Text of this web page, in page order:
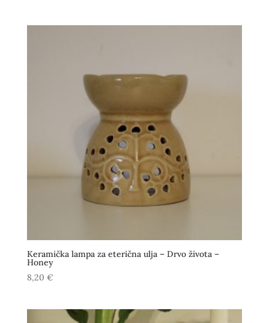
Keramička lampa za eterična ulja – Drvo života –
Honey
8,20 €